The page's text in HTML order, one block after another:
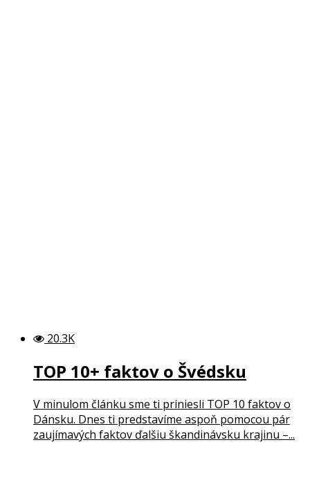
20.3K
TOP 10+ faktov o Švédsku
V minulom článku sme ti priniesli TOP 10 faktov o
Dánsku. Dnes ti predstavíme aspoň pomocou pár
zaujímavých faktov ďalšiu škandinávsku krajinu –...